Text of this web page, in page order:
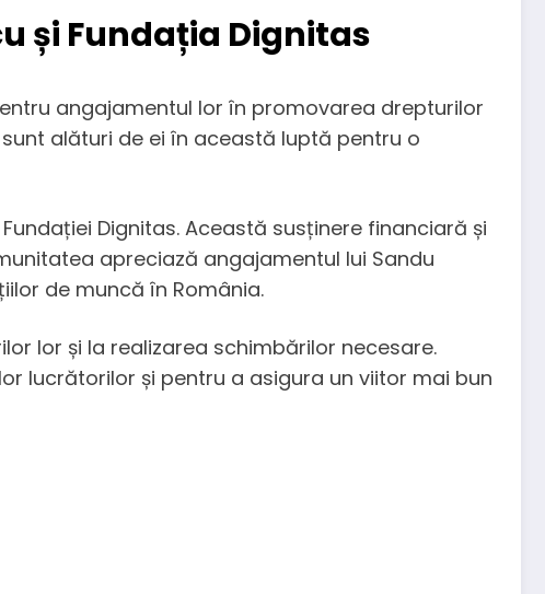
și Fundația Dignitas
angajamentul lor în promovarea drepturilor
alături de ei în această luptă pentru o
Dignitas. Această susținere financiară și
apreciază angajamentul lui Sandu
de muncă în România.
lor și la realizarea schimbărilor necesare.
lucrătorilor și pentru a asigura un viitor mai bun